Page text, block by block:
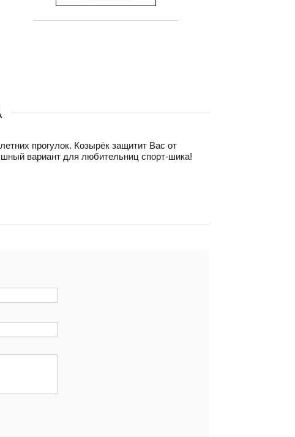
прогулок. Козырёк защитит Вас от
вариант для любительниц спорт-шика!